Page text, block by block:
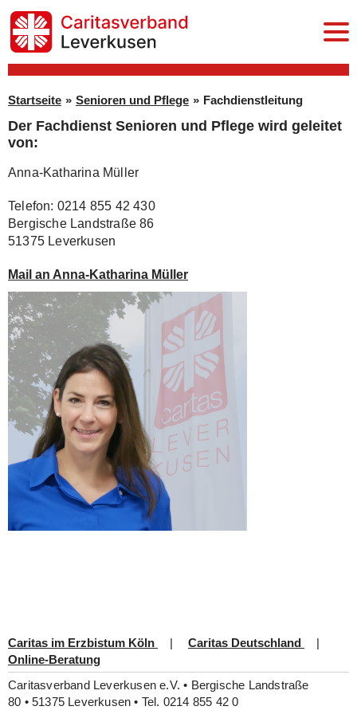
Senioren und Pflege
à la carte Mahlzeitendienst
Offene Altenhilfe
Fachdienstleitung
Kinder, Jugendliche, Familien
Soziale und berufliche Integration
Integration und Migration
Der Verband
Mitarbeit
Startseite » Senioren und Pflege » Fachdienstleitung
Der Fachdienst Senioren und Pflege wird geleitet
von:
Anna-Katharina Müller
Telefon: 0214 855 42 430
Bergische Landstraße 86
51375 Leverkusen
Mail an Anna-Katharina Müller
Caritas im Erzbistum Köln | Caritas Deutschland
|
Online-Beratung
Caritasverband Leverkusen e.V. • Bergische Landstraße
80 • 51375 Leverkusen • Tel. 0214 855 42 0